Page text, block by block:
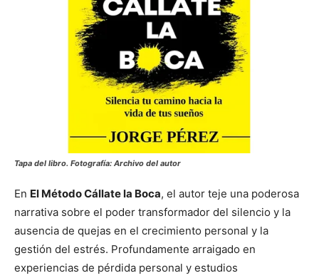
Tapa del libro. Fotografía: Archivo del autor
En El Método Cállate la Boca, el autor teje una poderosa
narrativa sobre el poder transformador del silencio y la
ausencia de quejas en el crecimiento personal y la
gestión del estrés. Profundamente arraigado en
experiencias de pérdida personal y estudios